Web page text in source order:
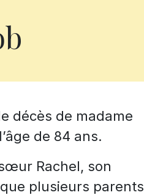
décès de madame
de 84 ans.
Rachel, son
plusieurs parents